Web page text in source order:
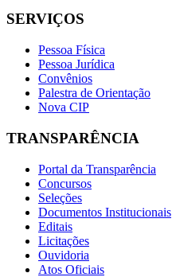
SERVIÇOS
Pessoa Física
Pessoa Jurídica
Convênios
Palestra de Orientação
Nova CIP
TRANSPARÊNCIA
Portal da Transparência
Concursos
Seleções
Documentos Institucionais
Editais
Licitações
Ouvidoria
Atos Oficiais